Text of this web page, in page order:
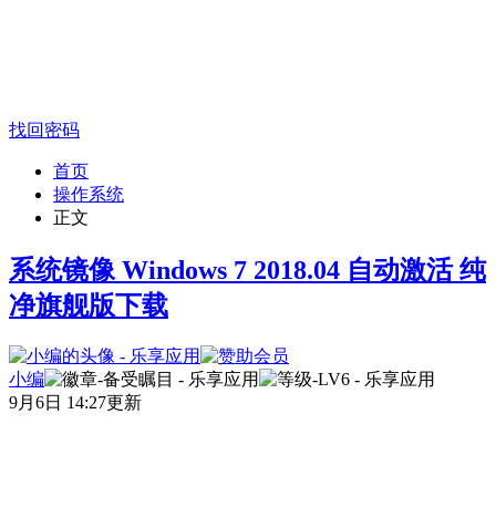
找回密码
首页
操作系统
正文
系统镜像 Windows 7 2018.04 自动激活 纯
净旗舰版下载
小编
9月6日 14:27更新